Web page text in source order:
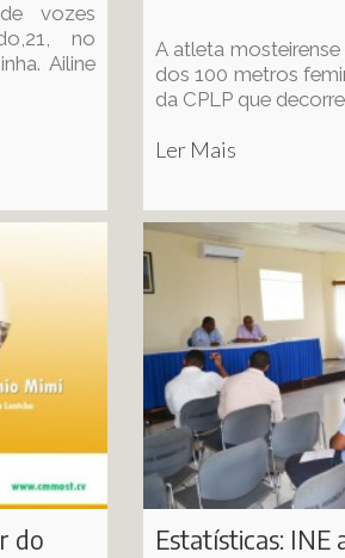
vozes
no
Ailine
A atleta
dos 100 metros
da CPLP que
Ler Mais
do
Estatísticas: